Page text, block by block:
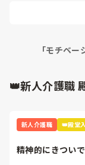
わたしは、ユ
「モチベ
👑新人介護職
新人介護職 👑殿堂
精神的にきつい